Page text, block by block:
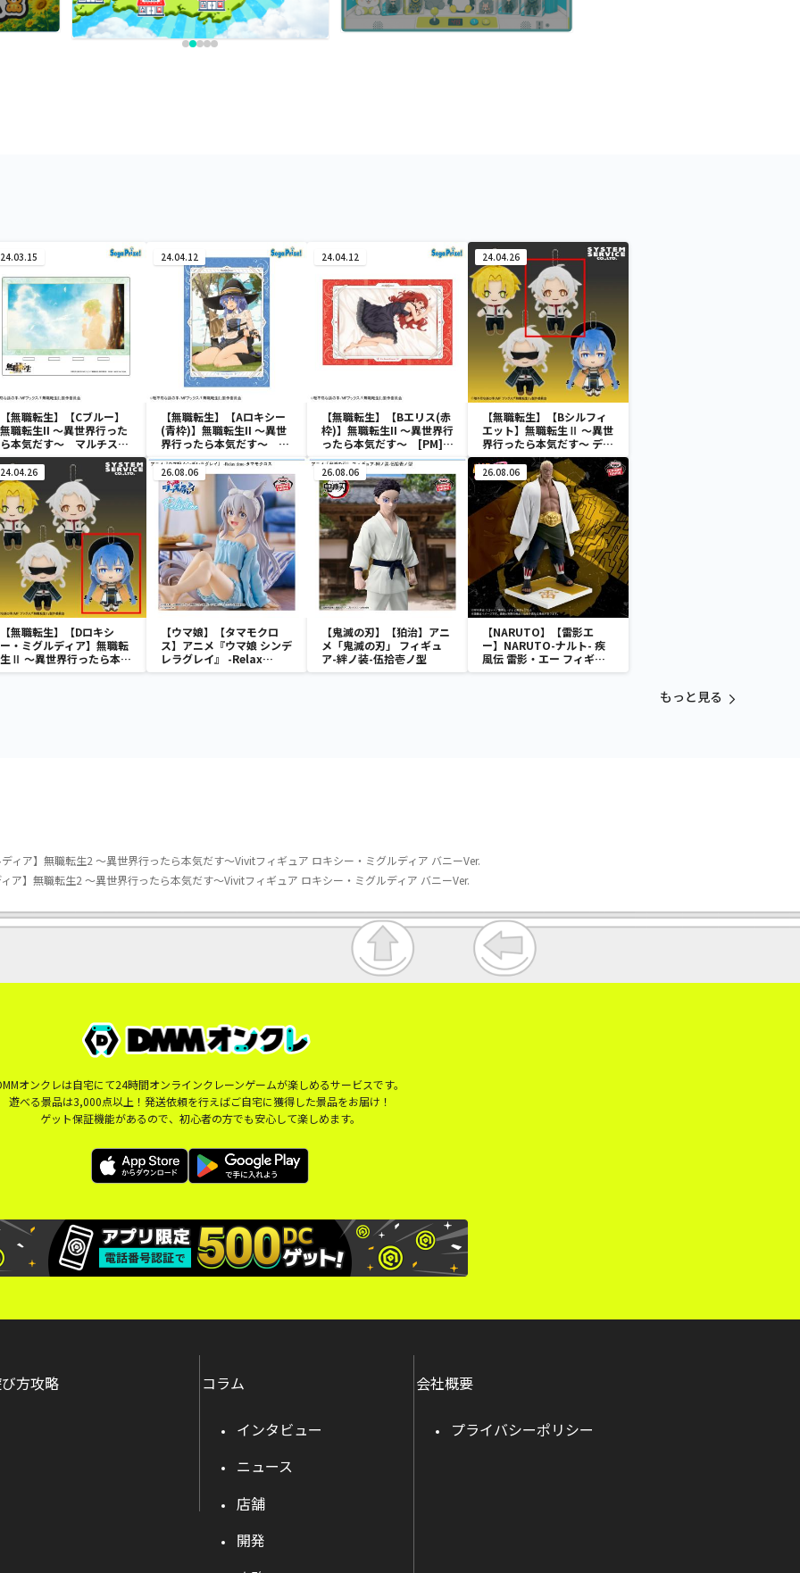
24.03.15
【無職転生】【Cブルー】
無職転生II ～異世界行った
ら本気だす～ マルチスタ
ンド（EX）
24.04.12
【無職転生】【Aロキシー
(青枠)】無職転生II ～異世
界行ったら本気だす～
[PM]アートクッション
24.04.12
【無職転生】【Bエリス(赤
枠)】無職転生II ～異世界行
ったら本気だす～ [PM]ア
ートクッション
24.04.26
【無職転生】【Bシルフィ
エット】無職転生Ⅱ ～異世
界行ったら本気だす～ デフ
ォルメぬいぐるみ
24.04.26
【無職転生】【Dロキシ
ー・ミグルディア】無職転
生Ⅱ ～異世界行ったら本気
だす～ デフォルメぬいぐる
26.08.06
【ウマ娘】【タマモクロ
ス】アニメ『ウマ娘 シンデ
レラグレイ』 -Relax
time-タマモクロス
26.08.06
【鬼滅の刃】【狛治】アニ
メ「鬼滅の刃」 フィギュ
ア-絆ノ装-伍拾壱ノ型
26.08.06
【NARUTO】【雷影エ
ー】NARUTO-ナルト- 疾
風伝 雷影・エー フィギュ
ア～五影集結…!!～
もっと見る
ィア】無職転生2 ～異世界行ったら本気だす～Vivitフィギュア ロキシー・ミグルディア バニーVer.
ア】無職転生2 ～異世界行ったら本気だす～Vivitフィギュア ロキシー・ミグルディア バニーVer.
オンクレは自宅にて24時間オンラインクレーンゲームが楽しめるサービスです。
遊べる景品は3,000点以上！発送依頼を行えばご自宅に獲得した景品をお届け！
ゲット保証機能があるので、初心者の方でも安心して楽しめます。
方攻略 コラム
インタビュー
ニュース
店舗
開発
会社概要
プライバシーポリシー